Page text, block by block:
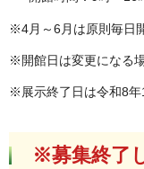
※4月～6月は原則毎日
※開館日は変更になる
※展示終了日は令和8年
※募集終了